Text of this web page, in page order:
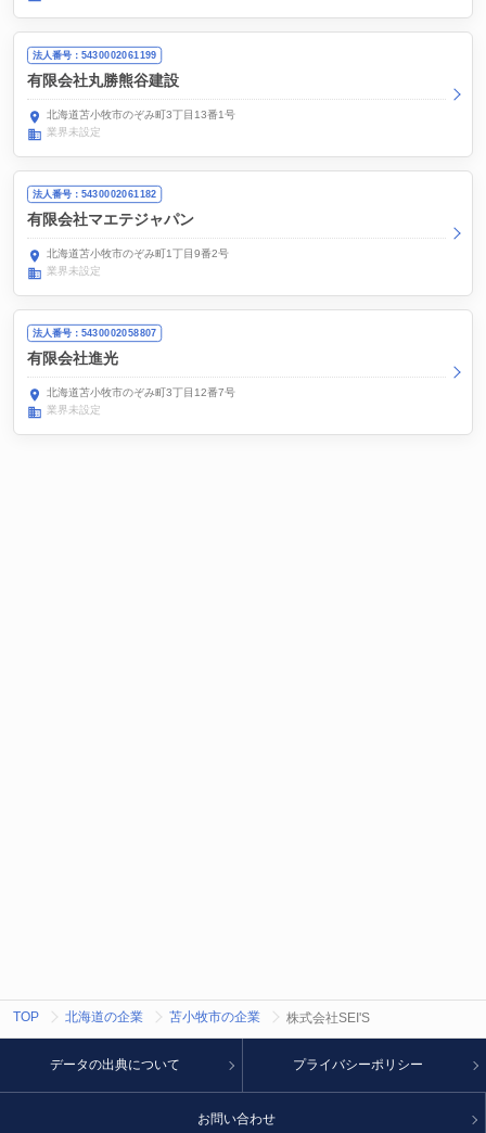
法人番号：5430002061199
有限会社丸勝熊谷建設
北海道苫小牧市のぞみ町3丁目13番1号
業界未設定
法人番号：5430002061182
有限会社マエテジャパン
北海道苫小牧市のぞみ町1丁目9番2号
業界未設定
法人番号：5430002058807
有限会社進光
北海道苫小牧市のぞみ町3丁目12番7号
業界未設定
TOP 北海道の企業 苫小牧市の企業 株式会社SEI'S
データの出典について プライバシーポリシー
お問い合わせ